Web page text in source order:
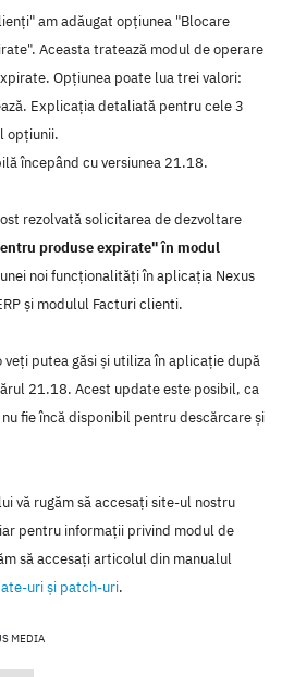
am adăugat opțiunea "Blocare
Aceasta tratează modul de operare
Opțiunea poate lua trei valori:
Explicația detaliată pentru cele 3
opțiunii.
începând cu versiunea 21.18.
rezolvată solicitarea de dezvoltare
produse expirate" în modul
noi funcţionalităţi în aplicaţia Nexus
şi modulul Facturi clienti.
putea găsi şi utiliza în aplicaţie după
21.18. Acest update este posibil, ca
fie încă disponibil pentru descărcare şi
vă rugăm să accesaţi site-ul nostru
pentru informaţii privind modul de
să accesaţi articolul din manualul
uri şi patch-uri.
MEDIA